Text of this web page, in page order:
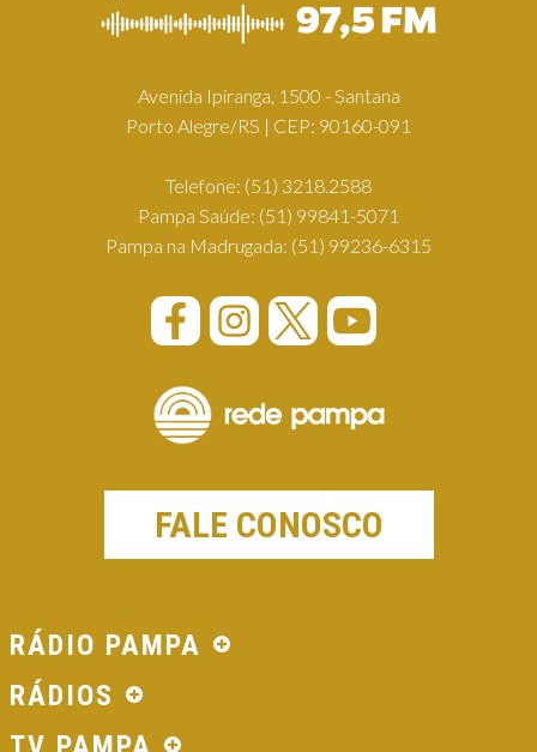
Avenida Ipiranga, 1500 - Santana
Porto Alegre/RS | CEP: 90160-091
Telefone: (51) 3218.2588
Pampa Saúde: (51) 99841-5071
Pampa na Madrugada: (51) 99236-6315
FALE CONOSCO
RÁDIO PAMPA
RÁDIOS